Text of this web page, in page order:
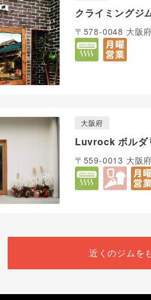
クライミングジ
〒578-0048 大阪
大阪府
Luvrock ボルダ
〒559-0013 大阪